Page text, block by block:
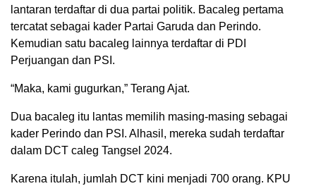
lantaran terdaftar di dua partai politik. Bacaleg pertama
tercatat sebagai kader Partai Garuda dan Perindo.
Kemudian satu bacaleg lainnya terdaftar di PDI
Perjuangan dan PSI.
“Maka, kami gugurkan,” Terang Ajat.
Dua bacaleg itu lantas memilih masing-masing sebagai
kader Perindo dan PSI. Alhasil, mereka sudah terdaftar
dalam DCT caleg Tangsel 2024.
Karena itulah, jumlah DCT kini menjadi 700 orang. KPU